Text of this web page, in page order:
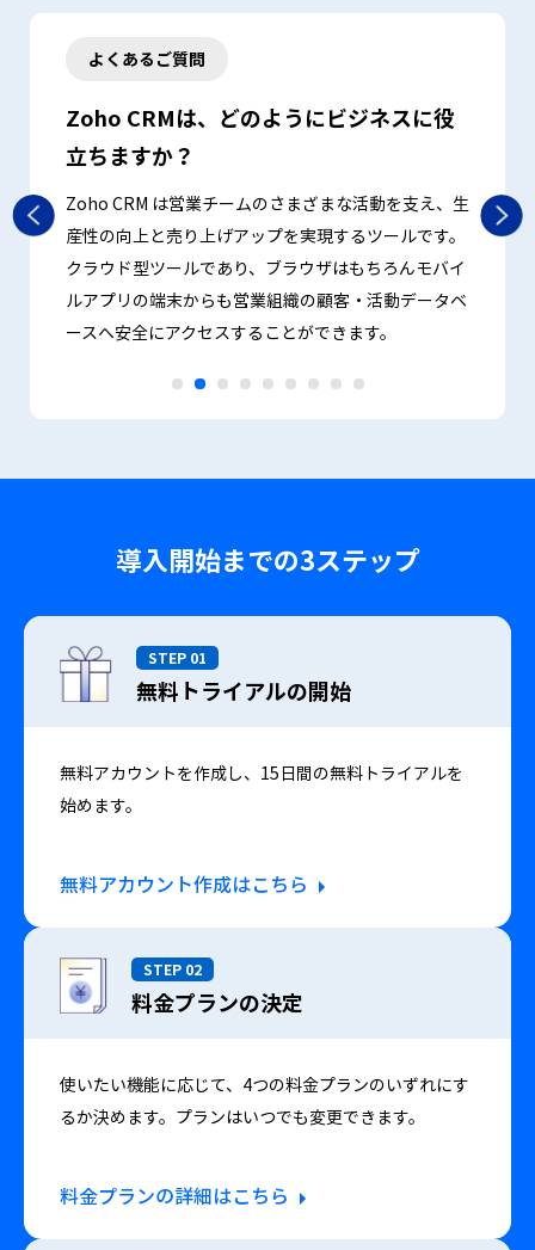
よくあるご質問
案件
Zoho CRMは、どのようにビジネスに役
立ちますか？
Zoho CRM は営業チームのさまざまな活動を支え、生
産性の向上と売り上げアップを実現するツールです。
クラウド型ツールであり、ブラウザはもちろんモバイ
ルアプリの端末からも営業組織の顧客・活動データベ
ースへ安全にアクセスすることができます。
いや
され
導入開始までの3ステップ
STEP 01
無料トライアルの開始
無料アカウントを作成し、15日間の無料トライアルを
始めます。
無料アカウント作成はこちら
STEP 02
料金プランの決定
使いたい機能に応じて、4つの料金プランのいずれにす
るか決めます。プランはいつでも変更できます。
料金プランの詳細はこちら